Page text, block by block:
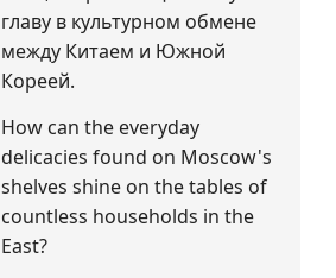
главу в культурном обмене
между Китаем и Южной
Кореей.
How can the everyday
delicacies found on Moscow's
shelves shine on the tables of
countless households in the
East?